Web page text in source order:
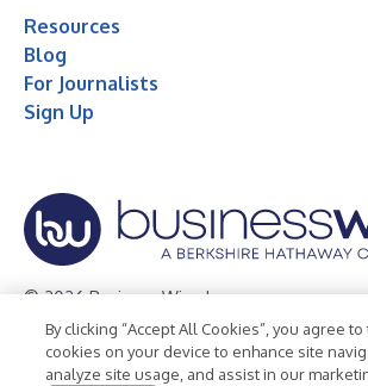
Resources
Blog
For Journalists
Sign Up
© 2026 Business Wire, Inc.
Privacy Policy Cookie Policy
Terms of Use
Legal
By clicking “Accept All Cookies”, you agree
cookies on your device to enhance site
analyze site usage, and assist in our